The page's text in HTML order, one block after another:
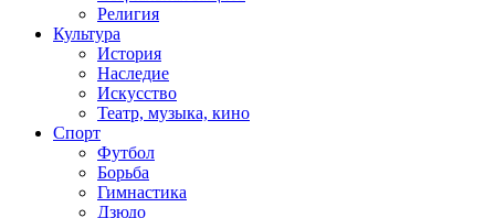
Религия
Культура
История
Наследие
Искусство
Театр, музыка, кино
Спорт
Футбол
Борьба
Гимнастика
Дзюдо